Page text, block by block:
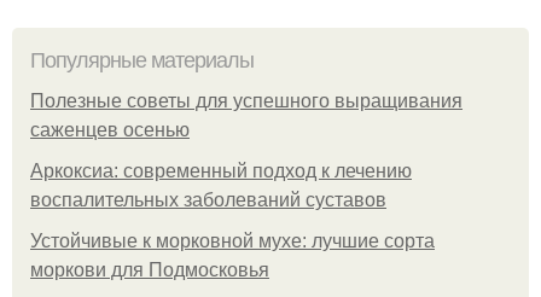
Популярные материалы
Полезные советы для успешного выращивания
саженцев осенью
Аркоксиа: современный подход к лечению
воспалительных заболеваний суставов
Устойчивые к морковной мухе: лучшие сорта
моркови для Подмосковья